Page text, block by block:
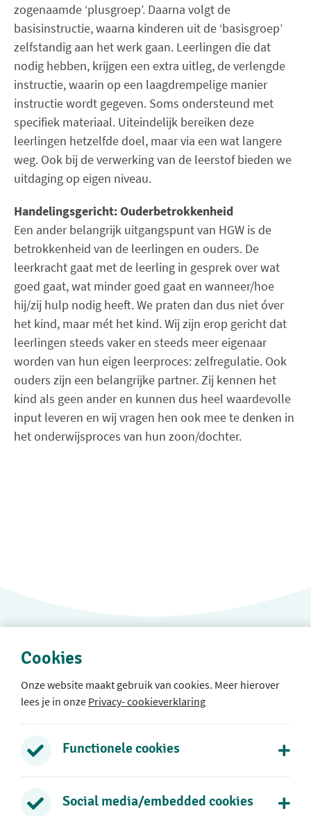
zogenaamde ‘plusgroep’. Daarna volgt de
basisinstructie, waarna kinderen uit de ‘basisgroep’
zelfstandig aan het werk gaan. Leerlingen die dat
nodig hebben, krijgen een extra uitleg, de verlengde
instructie, waarin op een laagdrempelige manier
instructie wordt gegeven. Soms ondersteund met
specifiek materiaal. Uiteindelijk bereiken deze
leerlingen hetzelfde doel, maar via een wat langere
weg. Ook bij de verwerking van de leerstof bieden we
uitdaging op eigen niveau.
Handelingsgericht: Ouderbetrokkenheid
Een ander belangrijk uitgangspunt van HGW is de
betrokkenheid van de leerlingen en ouders. De
leerkracht gaat met de leerling in gesprek over wat
goed gaat, wat minder goed gaat en wanneer/hoe
hij/zij hulp nodig heeft. We praten dan dus niet óver
het kind, maar mét het kind. Wij zijn erop gericht dat
leerlingen steeds vaker en steeds meer eigenaar
worden van hun eigen leerproces: zelfregulatie. Ook
ouders zijn een belangrijke partner. Zij kennen het
kind als geen ander en kunnen dus heel waardevolle
input leveren en wij vragen hen ook mee te denken in
het onderwijsproces van hun zoon/dochter.
Rozenlaan 39
2771 DB Boskoop
0172 - 21 73 38
Cookies
Onze website maakt gebruik van cookies. Meer hierover
lees je in onze Privacy- cookieverklaring
Functionele cookies
Social media/embedded cookies